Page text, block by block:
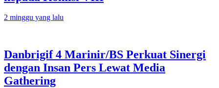
2 minggu yang lalu
Danbrigif 4 Marinir/BS Perkuat Sinergi
dengan Insan Pers Lewat Media
Gathering